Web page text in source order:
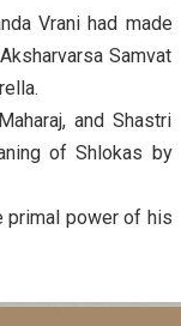
Vrani had made
Samvat
and Shastri
of Shlokas by
primal power of his